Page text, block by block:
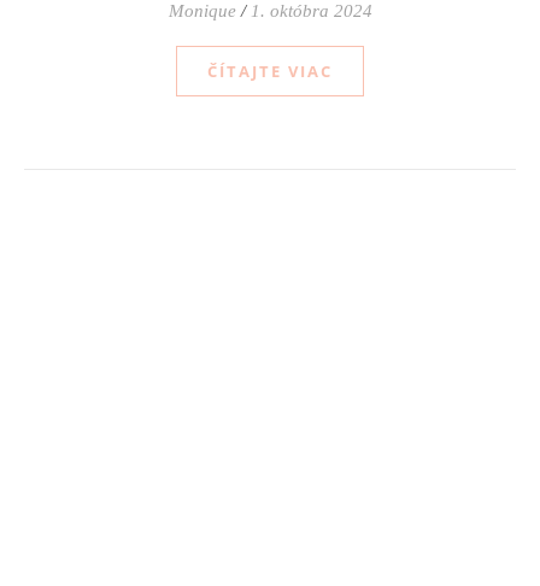
Monique / 1. októbra 2024
ČÍTAJTE VIAC